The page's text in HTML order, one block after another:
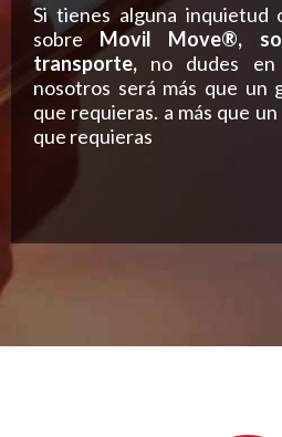
Si tienes alguna inquietud
sobre Movil Move®,
transporte, no dudes en
nosotros será más que un
que requieras. a más que
que requieras